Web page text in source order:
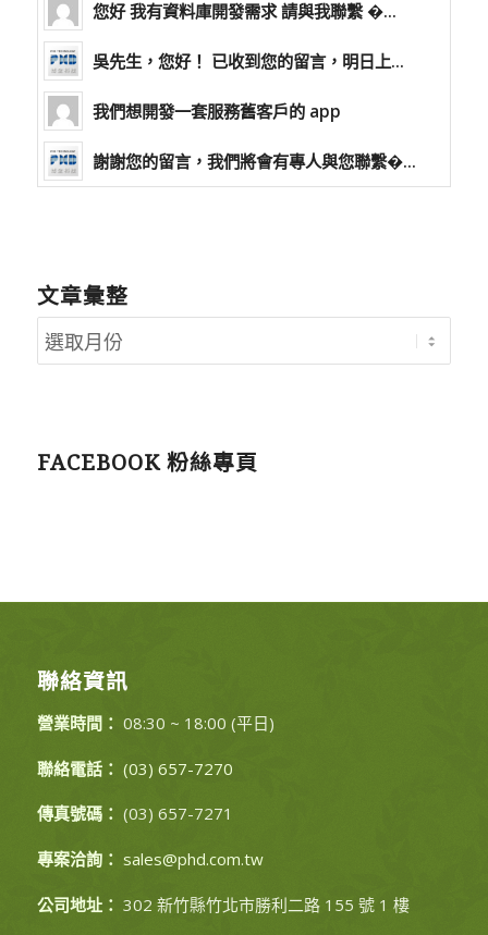
您好 我有資料庫開發需求 請與我聯繫 �...
吳先生，您好！ 已收到您的留言，明日上...
我們想開發一套服務舊客戶的 app
謝謝您的留言，我們將會有專人與您聯繫�...
文章彙整
FACEBOOK 粉絲專頁
聯絡資訊
營業時間： 08:30 ~ 18:00 (平日)
聯絡電話： (03) 657-7270
傳真號碼： (03) 657-7271
專案洽詢： sales@phd.com.tw
公司地址： 302 新竹縣竹北市勝利二路 155 號 1 樓